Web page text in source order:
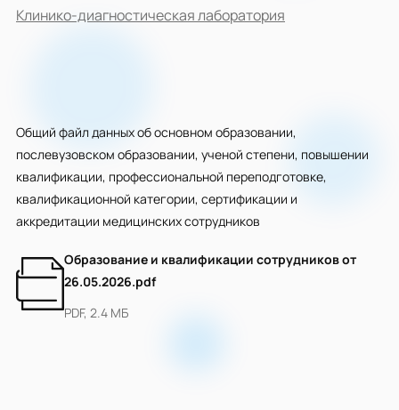
Клинико-диагностическая лаборатория
Общий файл данных об основном образовании,
послевузовском образовании, ученой степени, повышении
квалификации, профессиональной переподготовке,
квалификационной категории, сертификации и
аккредитации медицинских сотрудников
Образование и квалификации сотрудников от
26.05.2026.pdf
PDF, 2.4 МБ